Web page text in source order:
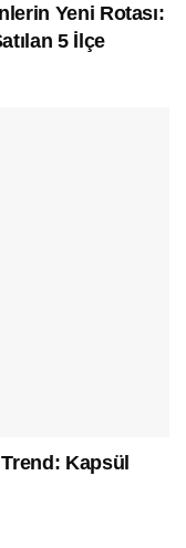
Yeni Rotası:
5 İlçe
Kapsül